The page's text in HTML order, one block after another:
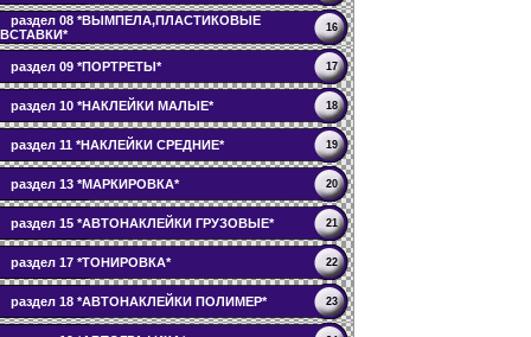
раздел 08 *ВЫМПЕЛА,ПЛАСТИКОВЫЕ
ВСТАВКИ*
16
раздел 09 *ПОРТРЕТЫ* 17
раздел 10 *НАКЛЕЙКИ МАЛЫЕ* 18
раздел 11 *НАКЛЕЙКИ СРЕДНИЕ* 19
раздел 13 *МАРКИРОВКА* 20
раздел 15 *АВТОНАКЛЕЙКИ ГРУЗОВЫЕ* 21
раздел 17 *ТОНИРОВКА* 22
раздел 18 *АВТОНАКЛЕЙКИ ПОЛИМЕР* 23